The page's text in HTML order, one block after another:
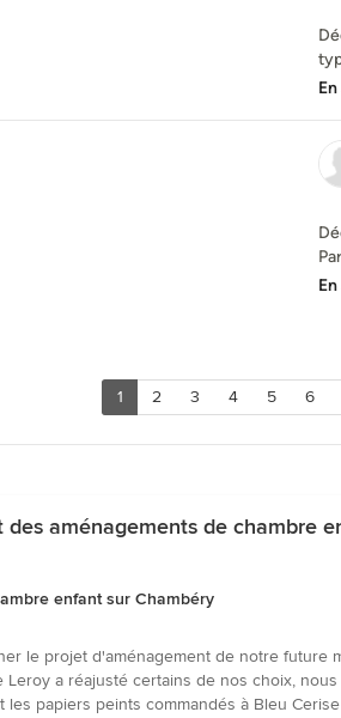
1 2 3 4 5 6
aménagements de chambre
enfant sur Chambéry
le projet d'aménagement de notre
a réajusté certains de nos choix,
papiers peints commandés à Bleu